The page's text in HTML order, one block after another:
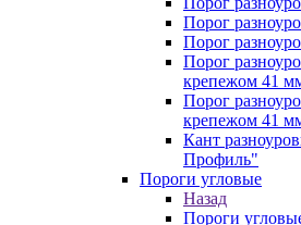
Порог
Порог
Порог
крепежом 41
Порог
крепежом 41
Кант
Профиль"
Пороги угловые
Назад
Пороги